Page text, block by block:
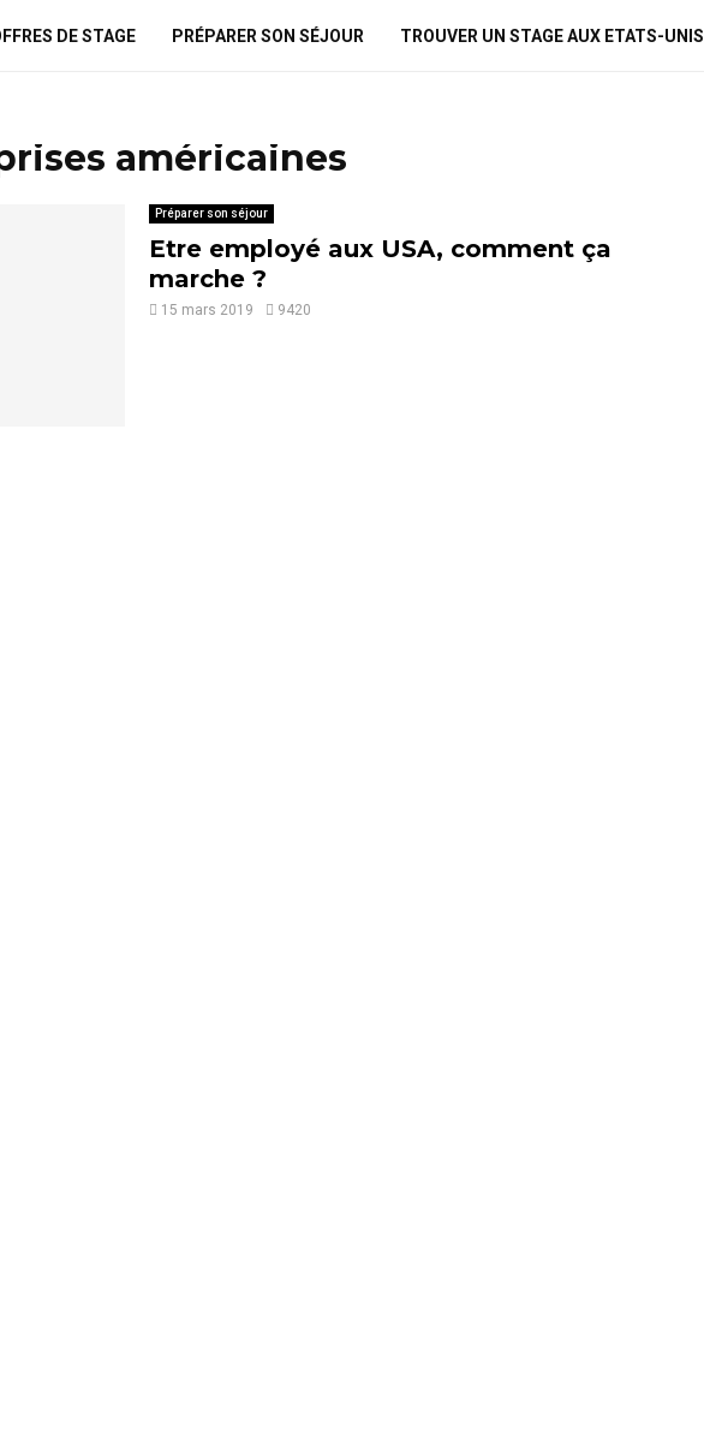
DE STAGE PRÉPARER SON SÉJOUR TROUVER UN STAGE AUX ETATS-UNIS
américaines
Préparer son séjour
Etre employé aux USA, comment ça
marche ?
15 mars 2019 9420